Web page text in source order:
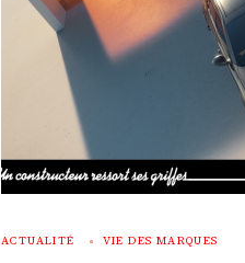
ACTUALITÉ VIE DES MARQUES